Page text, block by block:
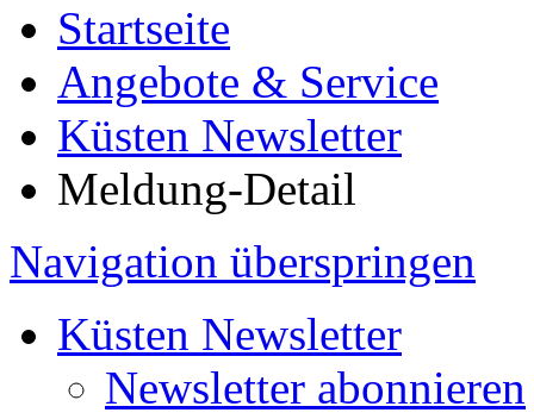
Startseite
Angebote & Service
Küsten Newsletter
Meldung-Detail
Navigation überspringen
Küsten Newsletter
Newsletter abonnieren